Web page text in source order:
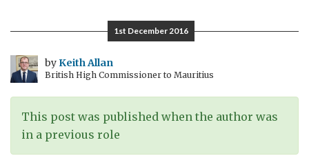
в
истории
России
и
Великобритании
1st December 2016
byKeith Allan
British High Commissioner to Mauritius
This post was published when the author was
in a previous role